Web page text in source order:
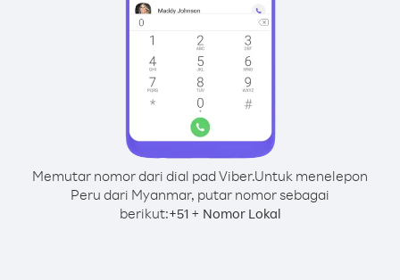
Memutar nomor dari dial pad Viber.Untuk menelepon
Peru dari Myanmar, putar nomor sebagai
berikut:+51+ Nomor Lokal